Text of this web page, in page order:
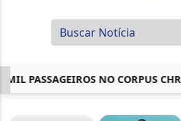
NO CORPUS CHRISTI